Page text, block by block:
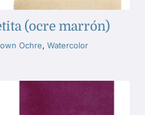
(ocre marrón)
Ochre, Watercolor